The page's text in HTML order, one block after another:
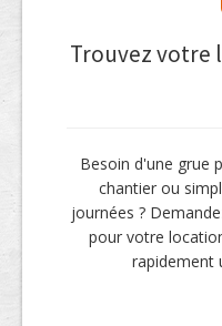
Trouvez votre
Besoin d'une grue
chantier ou
journées ?
pour votre
rapidement